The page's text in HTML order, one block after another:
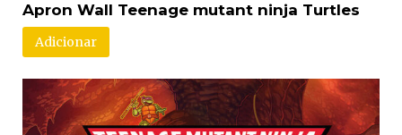
Apron Wall Teenage mutant ninja Turtles
Adicionar